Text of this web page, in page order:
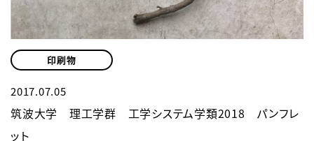
印刷物
2017.07.05
筑波大学 理工学群 工学システム学類2018 パンフレ
ット